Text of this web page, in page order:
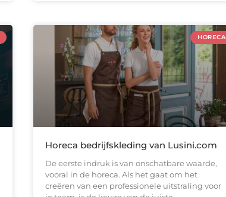
HORECA
Horeca bedrijfskleding van Lusini.com
De eerste indruk is van onschatbare waarde,
vooral in de horeca. Als het gaat om het
creëren van een professionele uitstraling voor